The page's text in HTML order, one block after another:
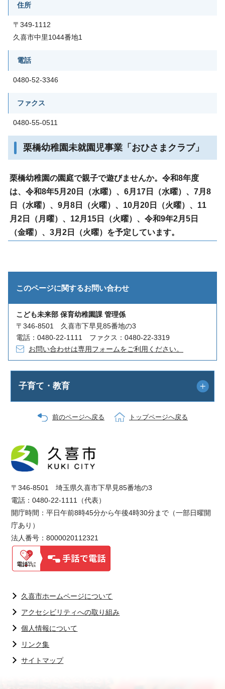
住所
〒349-1112
久喜市中里1044番地1
電話
0480-52-3346
ファクス
0480-55-0511
栗橋幼稚園未就園児事業「おひさまクラブ」
栗橋幼稚園の園庭で親子で遊びませんか。令和8年度
は、令和8年5月20日（水曜）、6月17日（水曜）、7月8
日（水曜）、9月8日（火曜）、10月20日（火曜）、11
月2日（月曜）、12月15日（火曜）、令和9年2月5日
（金曜）、3月2日（火曜）を予定しています。
このページに関するお問い合わせ
こども未来部 保育幼稚園課 管理係
〒346-8501 久喜市下早見85番地の3
電話：0480-22-1111 ファクス：0480-22-3319
お問い合わせは専用フォームをご利用ください。
子育て・教育
前のページへ戻る トップページへ戻る
〒346-8501 埼玉県久喜市下早見85番地の3
電話：0480-22-1111（代表）
開庁時間：平日午前8時45分から午後4時30分まで（一部日曜開
庁あり）
法人番号：8000020112321
久喜市ホームページについて
アクセシビリティへの取り組み
個人情報について
リンク集
サイトマップ